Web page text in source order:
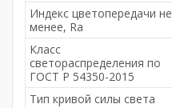
Индекс цветопередачи не
менее, Ra
Класс
светораспределения по
ГОСТ Р 54350-2015
Тип кривой силы света